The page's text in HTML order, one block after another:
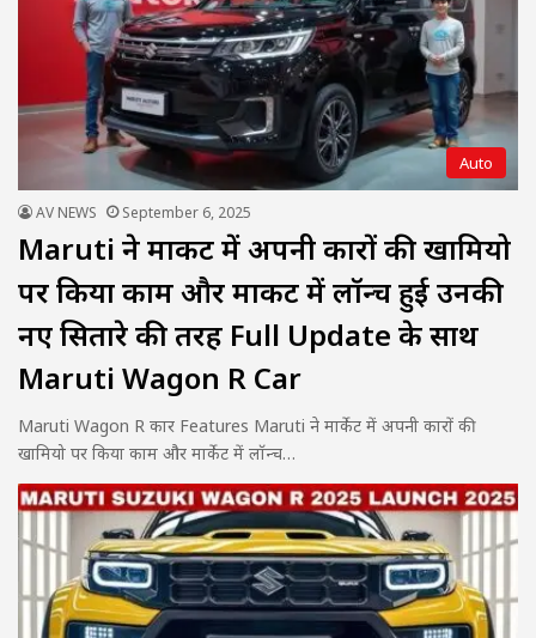
Auto
AV NEWS September 6, 2025
Maruti ने मार्केट में अपनी कारों की खामियो
पर किया काम और मार्केट में लॉन्च हुई उनकी
नए सितारे की तरह Full Update के साथ
Maruti Wagon R Car
Maruti Wagon R कार Features Maruti ने मार्केट में अपनी कारों की
खामियो पर किया काम और मार्केट में लॉन्च…